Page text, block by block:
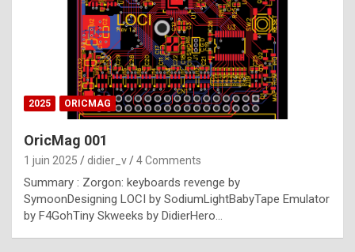
t
p
h
o
n
y
l
e
x
2025 ORICMAG
OricMag 001
1 juin 2025 didier_v 4 Comments
Summary : Zorgon: keyboards revenge by
SymoonDesigning LOCI by SodiumLightBabyTape Emulator
by F4GohTiny Skweeks by DidierHero…